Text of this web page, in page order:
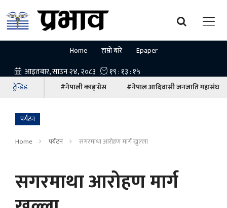
Home हाम्रो बारे Epaper
ट्रेन्डिङ #नेपाली काङ्ग्रेस #नेपाल आदिवासी जनजाति महासंघ
पर्यटन
Home पर्यटन सगरमाथा आरोहण मार्ग खुल्ला
सगरमाथा आरोहण मार्ग